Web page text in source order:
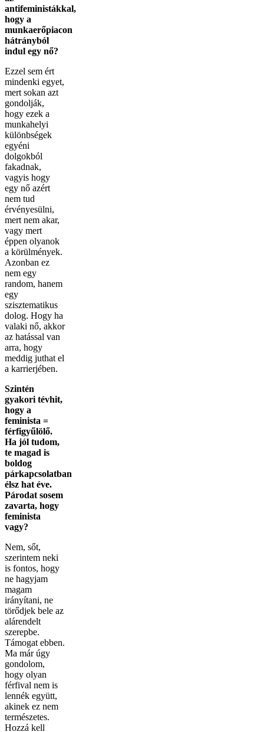
antifeministákkal,
hogy a
munkaerőpiacon
hátrányból
indul egy nő?
Ezzel sem ért
mindenki egyet,
mert sokan azt
gondolják,
hogy ezek a
munkahelyi
különbségek
egyéni
dolgokból
fakadnak,
vagyis hogy
egy nő azért
nem tud
érvényesülni,
mert nem akar,
vagy mert
éppen olyanok
a körülmények.
Azonban ez
nem egy
random, hanem
egy
szisztematikus
dolog. Hogy ha
valaki nő, akkor
az hatással van
arra, hogy
meddig juthat el
a karrierjében.
Szintén
gyakori tévhit,
hogy a
feminista =
férfigyűlölő.
Ha jól tudom,
te magad is
boldog
párkapcsolatban
élsz hat éve.
Párodat sosem
zavarta, hogy
feminista
vagy?
Nem, sőt,
szerintem neki
is fontos, hogy
ne hagyjam
magam
irányítani, ne
törődjek bele az
alárendelt
szerepbe.
Támogat ebben.
Ma már úgy
gondolom,
hogy olyan
férfival nem is
lennék együtt,
akinek ez nem
természetes.
Hozzá kell